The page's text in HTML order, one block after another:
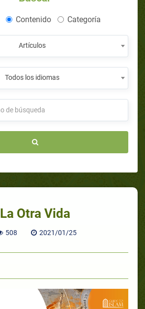
Contenido Categoría
Artículos
Todos los idiomas
La Otra Vida
508 2021/01/25